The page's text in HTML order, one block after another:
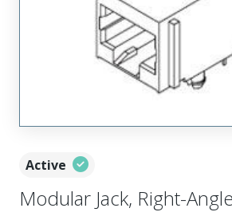
Active
Modular Jack, Right-